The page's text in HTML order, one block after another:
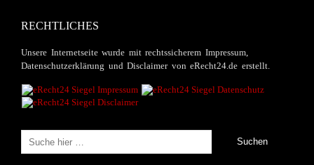
RECHTLICHES
Unsere Internetseite wurde mit rechtssicherem Impressum,
Datenschutzerklärung und Disclaimer von eRecht24.de erstellt.